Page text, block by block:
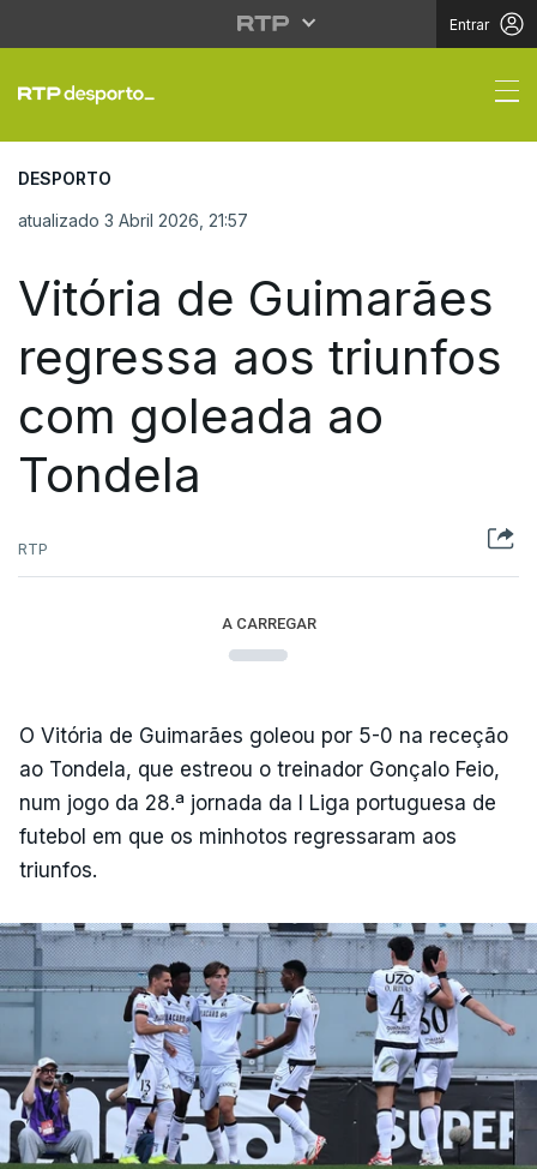
Entrar
Vitória de Guimarães
DESPORTO
atualizado 3 Abril 2026, 21:57
Vitória de Guimarães
regressa aos triunfos
com goleada ao
Tondela
RTP
A CARREGAR
O Vitória de Guimarães goleou por 5-0 na receção
ao Tondela, que estreou o treinador Gonçalo Feio,
num jogo da 28.ª jornada da I Liga portuguesa de
futebol em que os minhotos regressaram aos
triunfos.